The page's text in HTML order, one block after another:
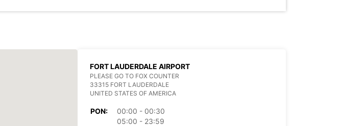
FORT LAUDERDALE AIRPORT
PLEASE GO TO FOX COUNTER
33315 FORT LAUDERDALE
UNITED STATES OF AMERICA
PON:
00:00 - 00:30
05:00 - 23:59